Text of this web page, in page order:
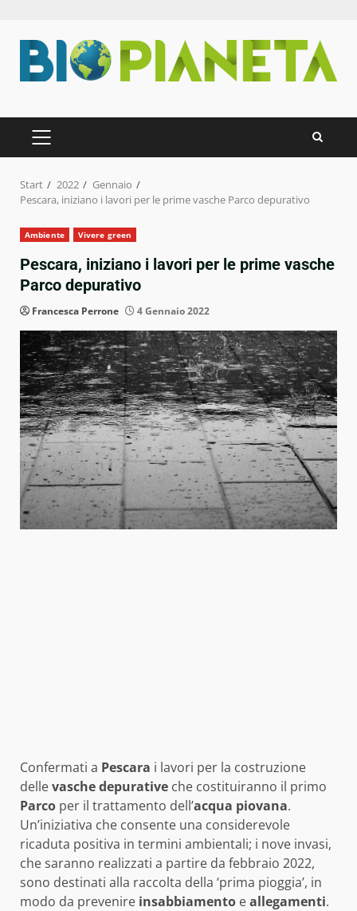
Inhalt
springen
PRIMÄRES
MENÜ
Start 2022
Gennaio
Pescara, iniziano i lavori per le prime vasche Parco depurativo
Ambiente Vivere green
Pescara, iniziano i lavori per le prime vasche
Parco depurativo
Francesca Perrone 4 Gennaio 2022
Confermati a Pescara i lavori per la costruzione
dellevasche depurative che costituiranno il primo
Parco per il trattamento dell’acqua piovana.
Un’iniziativa che consente una considerevole
ricaduta positiva in termini ambientali; i nove invasi,
che saranno realizzati a partire da febbraio 2022,
sono destinati alla raccolta della ‘prima pioggia’, in
modo da prevenire insabbiamento eallegamenti.